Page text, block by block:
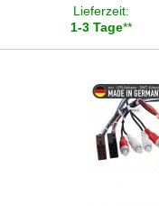
Lieferzeit:
1-3 Tage**